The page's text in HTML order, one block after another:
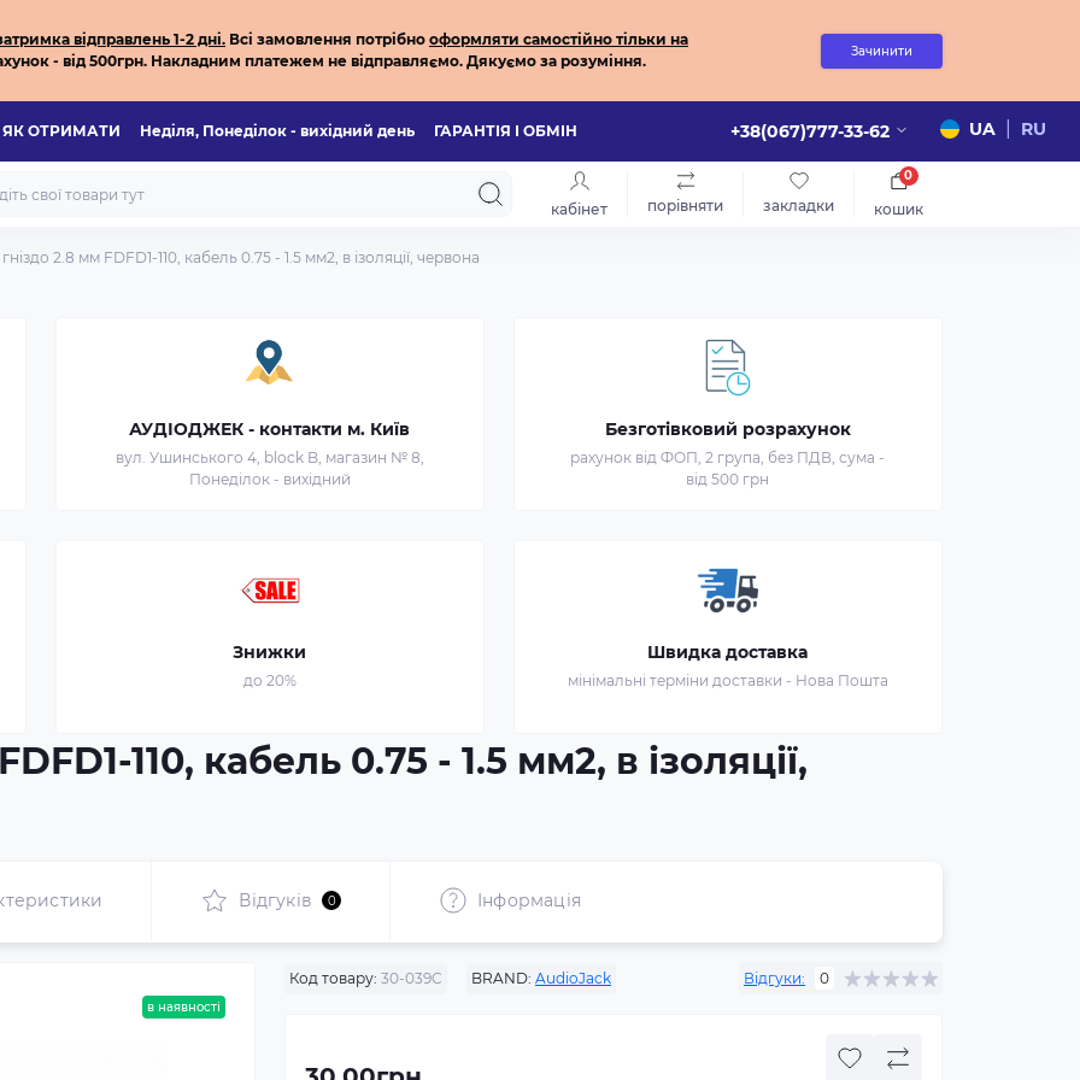
відправлень 1-2 дні. Всі замовлення потрібно оформляти самостійно тільки на
- від 500грн. Накладним платежем не відправляємо. Дякуємо за розуміння.
Зачинити
ЯК ОТРИМАТИ Неділя, Понеділок - вихідний день ГАРАНТІЯ І ОБМІН +38(067)777-33-62 UA RU
кабінет порівняти закладки кошик
0
2.8 мм FDFD1-110, кабель 0.75 - 1.5 мм2, в ізоляції, червона
АУДІОДЖЕК - контакти м. Київ
вул. Ушинського 4, block B, магазин № 8,
Понеділок - вихідний
Безготівковий розрахунок
рахунок від ФОП, 2 група, без ПДВ, сума -
від 500 грн
Знижки
до 20%
Швидка доставка
мінімальні терміни доставки - Нова Пошта
110, кабель 0.75 - 1.5 мм2, в ізоляції,
Відгуків 0 Інформація
в наявності
Код товару: 30-039C BRAND: AudioJack Відгуки: 0